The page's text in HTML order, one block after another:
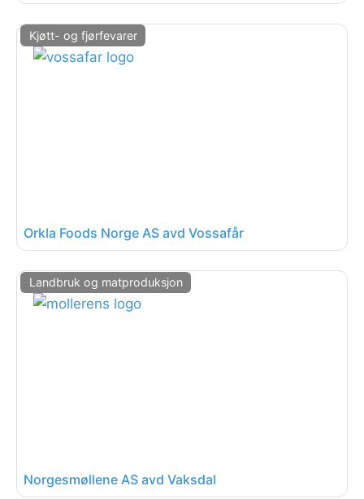
Kjøtt- og fjørfevarer
Orkla Foods Norge AS avd Vossafår
Landbruk og matproduksjon
Norgesmøllene AS avd Vaksdal